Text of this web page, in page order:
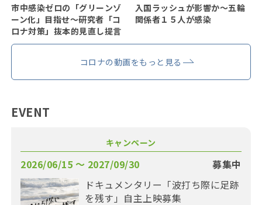
市中感染ゼロの「グリーンゾ
ーン化」目指せ〜研究者「コ
ロナ対策」抜本的見直し提言
入国ラッシュが影響か〜五輪
関係者１５人が感染
コロナの動画をもっと見る
EVENT
キャンペーン
2026/06/15 〜 2027/09/30
募集中
ドキュメンタリー「波打ち際に足跡
を残す」自主上映募集